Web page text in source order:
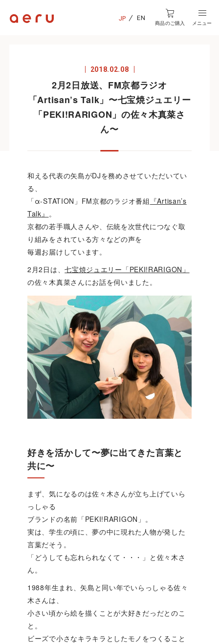
JP EN
商品のご購入 メニュー
2018.02.08
2月2日放送、FM京都ラジオ
「Artisan’s Talk」〜七宝焼ジュエリー
「PEKI!RARIGON」の佐々木真菜さ
ん〜
和える代表の矢島がDJを務めさせていただいてい
る、
「α-STATION」FM京都のラジオ番組 『Artisan’s
Talk』 。
京都の若手職人さんや、伝統を次世代につなぐ取
り組みをされている方々などの声を
毎週お届けしています。
2月2日は、七宝焼ジュエリー「PEKI!RARIGON」
の佐々木真菜さんにお話を伺いました。
好きを活かして〜夢に出てきた言葉と
共に〜
まず、気になるのは佐々木さんが立ち上げていら
っしゃる
ブランドの名前「PEKI!RARIGON」。
実は、学生の頃に、夢の中に現れた人物が発した
言葉だそう。
「どうしても忘れられなくて・・・」と佐々木さ
ん。
1988年生まれ、矢島と同い年でいらっしゃる佐々
木さんは、
小さい頃から絵を描くことが大好きだっだとのこ
と。
ビーズで小さなキラキラとしたモノをつくること